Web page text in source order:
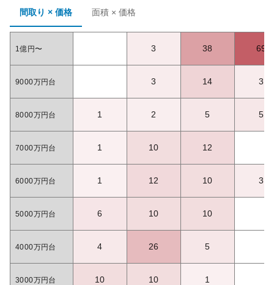
間取り × 価格 面積 × 価格
1億円〜 3 38 69
9000万円台 3 14 3
8000万円台 1 2 5 5
7000万円台 1 10 12
6000万円台 1 12 10 3
5000万円台 6 10 10
4000万円台 4 26 5
3000万円台 10 10 1